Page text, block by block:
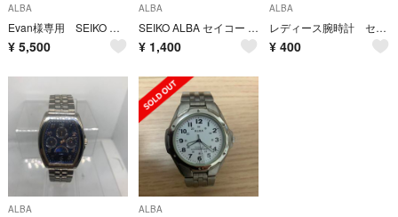
ALBA
Evan様専用 SEIKO アンジェーヌ レディースウォッチ
¥ 5,500
ALBA
SEIKO ALBA セイコー アルバ VJ22 腕時計 ウォッチ
¥ 1,400
ALBA
レディース腕時計 セイコー アルバ
¥ 400
ALBA ALBA